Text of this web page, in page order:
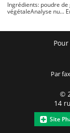
Ingrédients: poudre
végétaleAnalyse nu...
Par
©
14
Site